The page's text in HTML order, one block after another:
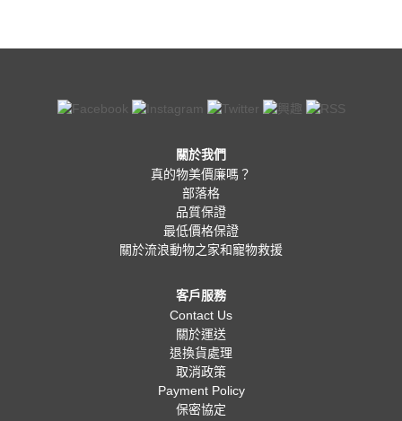
關於我們
真的物美價廉嗎？
部落格
品質保證
最低價格保證
關於流浪動物之家和寵物救援
客戶服務
Contact Us
關於運送
退換貨處理
取消政策
Payment Policy
保密協定